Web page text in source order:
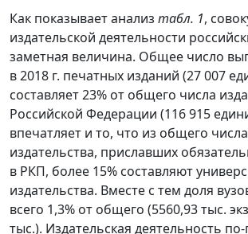
Как показывает анализ табл. 1,
издательской деятельности
заметная величина. Общее число
в 2018 г. печатных изданий (27 007
составляет 23% от общего числа
Российской Федерации (116 915
впечатляет и то, что из общего
издательства, приславших
в РКП, более 15% составляют
издательства. Вместе с тем доля
всего 1,3% от общего (5560,93 тыс.
тыс.). Издательская деятельность